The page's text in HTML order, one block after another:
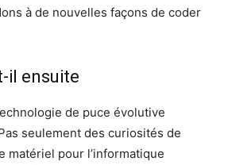
à de nouvelles façons de coder
il ensuite
de puce évolutive
seulement des curiosités de
matériel pour l’informatique